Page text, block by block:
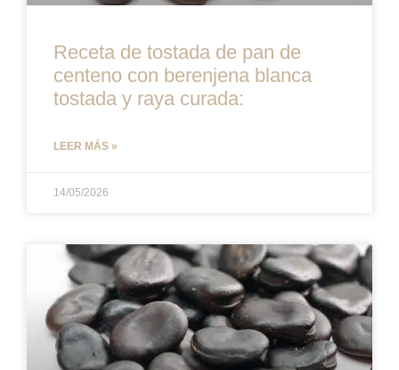
Receta de tostada de pan de
centeno con berenjena blanca
tostada y raya curada:
LEER MÁS »
14/05/2026